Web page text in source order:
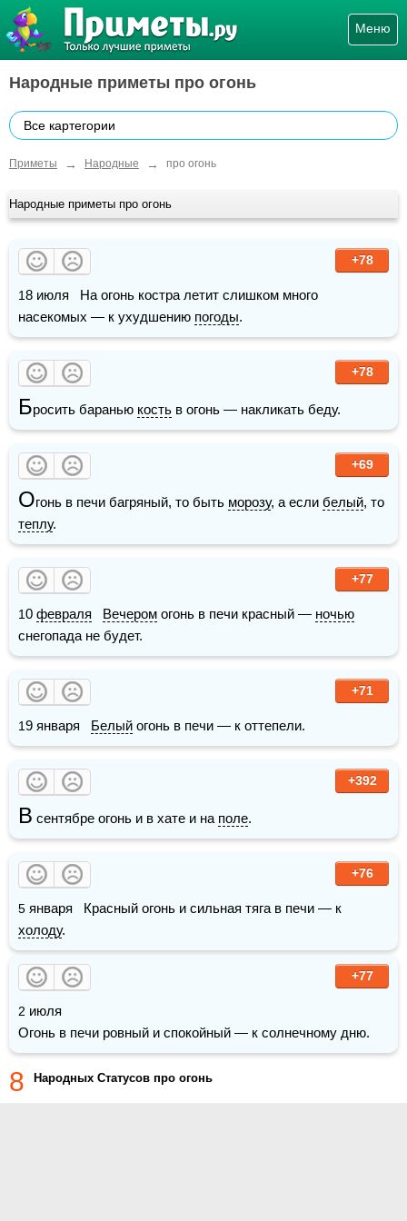
Меню
Народные приметы про огонь
Все картегории
Приметы → Народные → про огонь
Народные приметы про огонь
+78
18 июля   На огонь костра летит слишком много
насекомых — к ухудшению погоды.
+78
Бросить баранью кость в огонь — накликать беду.
+69
Огонь в печи багряный, то быть морозу, а если белый
теплу.
+77
10 февраля Вечером огонь в печи красный — ночью
снегопада не будет.
+71
19 января Белый огонь в печи — к оттепели.
+392
В сентябре огонь и в хате и на поле.
+76
холоду.
+77
2 июля
Огонь в печи ровный и спокойный — к солнечному дню.
8 Народных Статусов про огонь